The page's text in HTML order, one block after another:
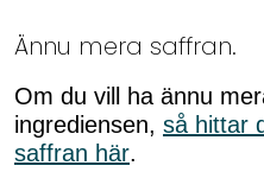
Ännu mera saffran.
Om du vill ha ännu
ingrediensen, så hittar
saffran här.